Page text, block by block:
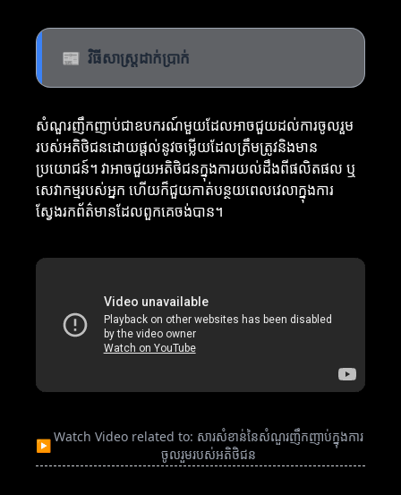
📰 វិធីសាស្ត្រដាក់ប្រាក់
សំណួរញឹកញាប់ជាឧបករណ៍មួយដែលអាចជួយដល់ការចូលរួម
របស់អតិថិជនដោយផ្តល់នូវចម្លើយដែលត្រឹមត្រូវនិងមាន
ប្រយោជន៍។ វាអាចជួយអតិថិជនក្នុងការយល់ដឹងពីផលិតផល ឬ
សេវាកម្មរបស់អ្នក ហើយក៏ជួយកាត់បន្ថយពេលវេលាក្នុងការ
ស្វែងរកព័ត៌មានដែលពួកគេចង់បាន។
▶
Watch Video related to: សារសំខាន់នៃសំណួរញឹកញាប់ក្នុងការ
ចូលរួមរបស់អតិថិជន